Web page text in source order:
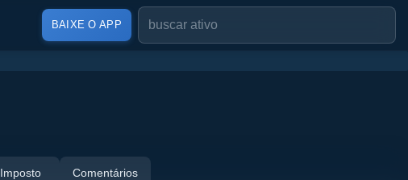
BAIXE O APP
Imposto Comentários